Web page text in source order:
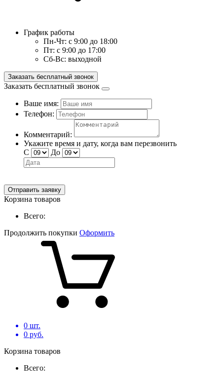
График работы
Пн-Чт: с 9:00 до 18:00
Пт: с 9:00 до 17:00
Сб-Вс: выходной
Заказать бесплатный звонок
Заказать бесплатный звонок
Ваше имя:
Телефон:
Комментарий:
Укажите время и дату, когда вам перезвонить
С
До
Отправить заявку
Корзина товаров
Всего:
Продолжить покупки Оформить
0 шт.
0 руб.
Корзина товаров
Всего: